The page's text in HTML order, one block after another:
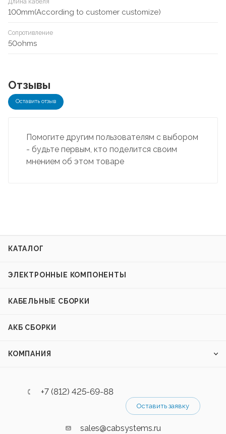
Длина кабеля
100mm(According to customer customize)
Сопротивление
50ohms
Отзывы
Оставить отзыв
Помогите другим пользователям с выбором
- будьте первым, кто поделится своим
мнением об этом товаре
КАТАЛОГ
ЭЛЕКТРОННЫЕ КОМПОНЕНТЫ
КАБЕЛЬНЫЕ СБОРКИ
АКБ СБОРКИ
КОМПАНИЯ
+7 (812) 425-69-88
Оставить заявку
sales@cabsystems.ru